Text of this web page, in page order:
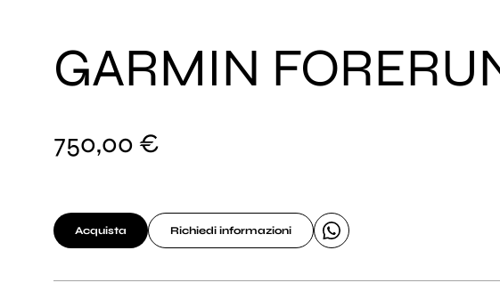
GARMIN
750,00 €
Acquista Richiedi informazioni